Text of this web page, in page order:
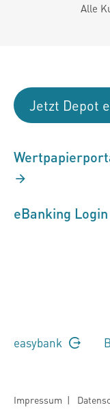
Alle
Jetzt Depot
eBanking Login
easybank
Impressum |